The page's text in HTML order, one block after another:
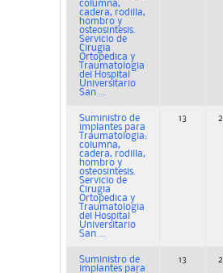
columna,
cadera, rodilla,
hombro y
osteosintesis.
Servicio de
Cirugia
Ortopedica y
Traumatologia
del Hospital
Universitario
San ...
Suministro de
implantes para
Traumatologia:
columna,
cadera, rodilla,
hombro y
osteosintesis.
Servicio de
Cirugia
Ortopedica y
Traumatologia
del Hospital
Universitario
San ...
13
Suministro de
implantes para
13